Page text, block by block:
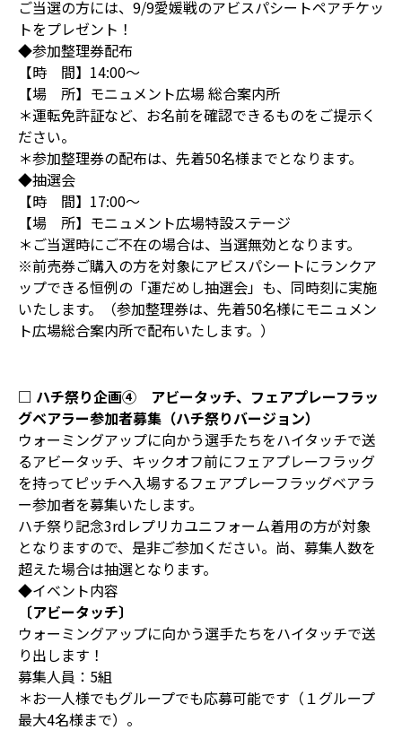
ご当選の方には、9/9愛媛戦のアビスパシートペアチケッ
トをプレゼント！
◆参加整理券配布
【時 間】14:00～
【場 所】モニュメント広場 総合案内所
＊運転免許証など、お名前を確認できるものをご提示く
ださい。
＊参加整理券の配布は、先着50名様までとなります。
◆抽選会
【時 間】17:00～
【場 所】モニュメント広場特設ステージ
＊ご当選時にご不在の場合は、当選無効となります。
※前売券ご購入の方を対象にアビスパシートにランクア
ップできる恒例の「運だめし抽選会」も、同時刻に実施
いたします。（参加整理券は、先着50名様にモニュメン
ト広場総合案内所で配布いたします。）
□ ハチ祭り企画④ アビータッチ、フェアプレーフラッ
グベアラー参加者募集（ハチ祭りバージョン）
ウォーミングアップに向かう選手たちをハイタッチで送
るアビータッチ、キックオフ前にフェアプレーフラッグ
を持ってピッチへ入場するフェアプレーフラッグベアラ
ー参加者を募集いたします。
ハチ祭り記念3rdレプリカユニフォーム着用の方が対象
となりますので、是非ご参加ください。尚、募集人数を
超えた場合は抽選となります。
◆イベント内容
〔アビータッチ〕
ウォーミングアップに向かう選手たちをハイタッチで送
り出します！
募集人員：5組
＊お一人様でもグループでも応募可能です（１グループ
最大4名様まで）。